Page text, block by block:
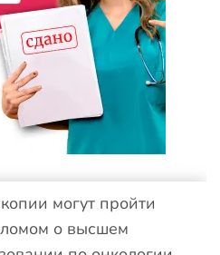
могут пройти
о высшем